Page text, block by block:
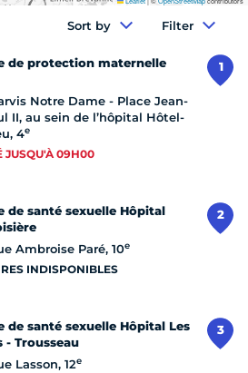
Sort by Filter
1
de protection maternelle
Notre Dame - Place Jean-
II, au sein de l’hôpital Hôtel-
4e
JUSQU'À 09H00
2
de santé sexuelle Hôpital
Ambroise Paré, 10e
INDISPONIBLES
3
de santé sexuelle Hôpital Les
- Trousseau
Lasson, 12e